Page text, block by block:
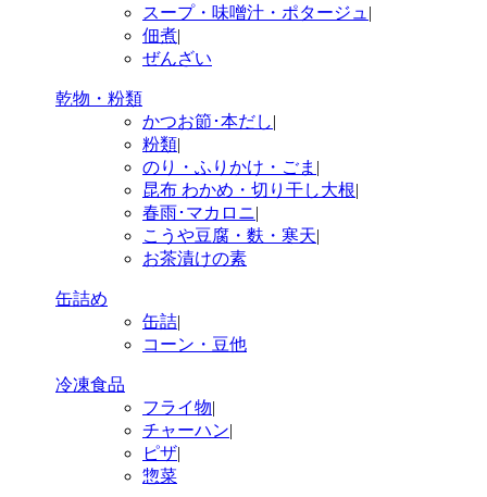
スープ・味噌汁・ポタージュ |
佃煮|
ぜんざい
乾物・粉類
かつお節･本だし|
粉類|
のり・ふりかけ・ごま |
昆布 わかめ・切り干し大根|
春雨･マカロニ|
こうや豆腐・麩・寒天|
お茶漬けの素
缶詰め
缶詰|
コーン・豆他
冷凍食品
フライ物|
チャーハン|
ピザ|
惣菜